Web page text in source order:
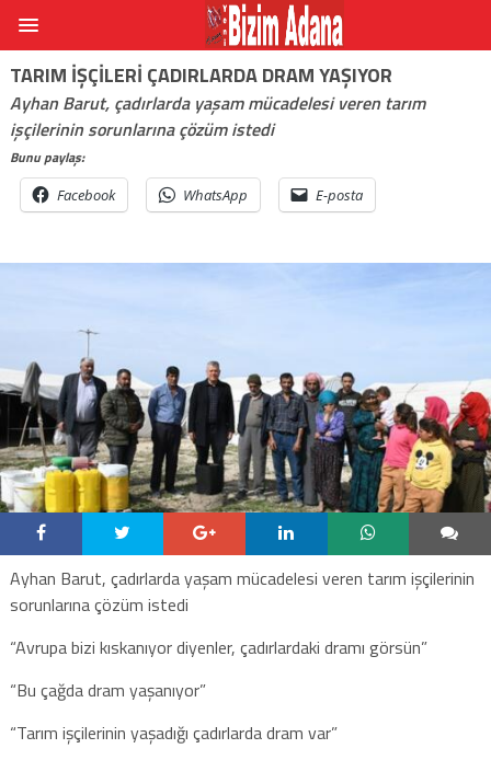
TARIM IŞÇILERI ÇADIRLARDA DRAM YAŞIYOR
Ayhan Barut, çadırlarda yaşam mücadelesi veren tarım
işçilerinin sorunlarına çözüm istedi
Bunu paylaş:
Facebook WhatsApp E-posta
Ayhan Barut, çadırlarda yaşam mücadelesi veren tarım işçilerinin
sorunlarına çözüm istedi
“Avrupa bizi kıskanıyor diyenler, çadırlardaki dramı görsün”
“Bu çağda dram yaşanıyor”
“Tarım işçilerinin yaşadığı çadırlarda dram var”